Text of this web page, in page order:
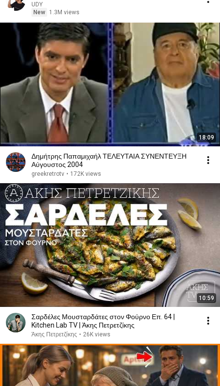
UDY
New
1.3M views
18:09
Δημήτρης Παπαμιχαήλ ΤΕΛΕΥΤΑΙΑ ΣΥΝΕΝΤΕΥΞΗ
Αύγουστος 2004
greekretrotv • 172K views
10:59
Σαρδέλες Μουσταρδάτες στον Φούρνο Επ. 64 |
Kitchen Lab TV | Άκης Πετρετζίκης
Άκης Πετρετζίκης • 26K views